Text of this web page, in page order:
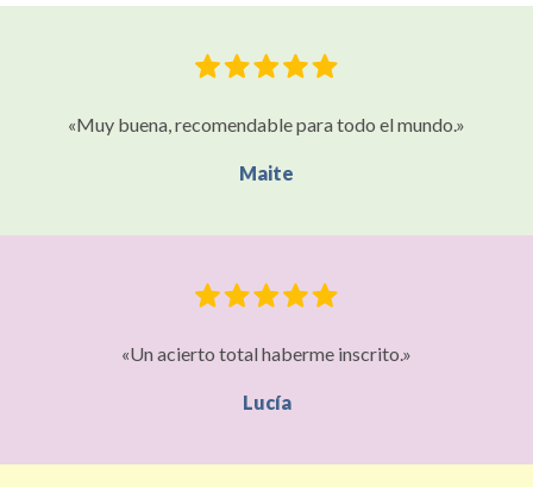
«Muy buena, recomendable para todo el mundo.»
Maite
«Un acierto total haberme inscrito.»
Lucía